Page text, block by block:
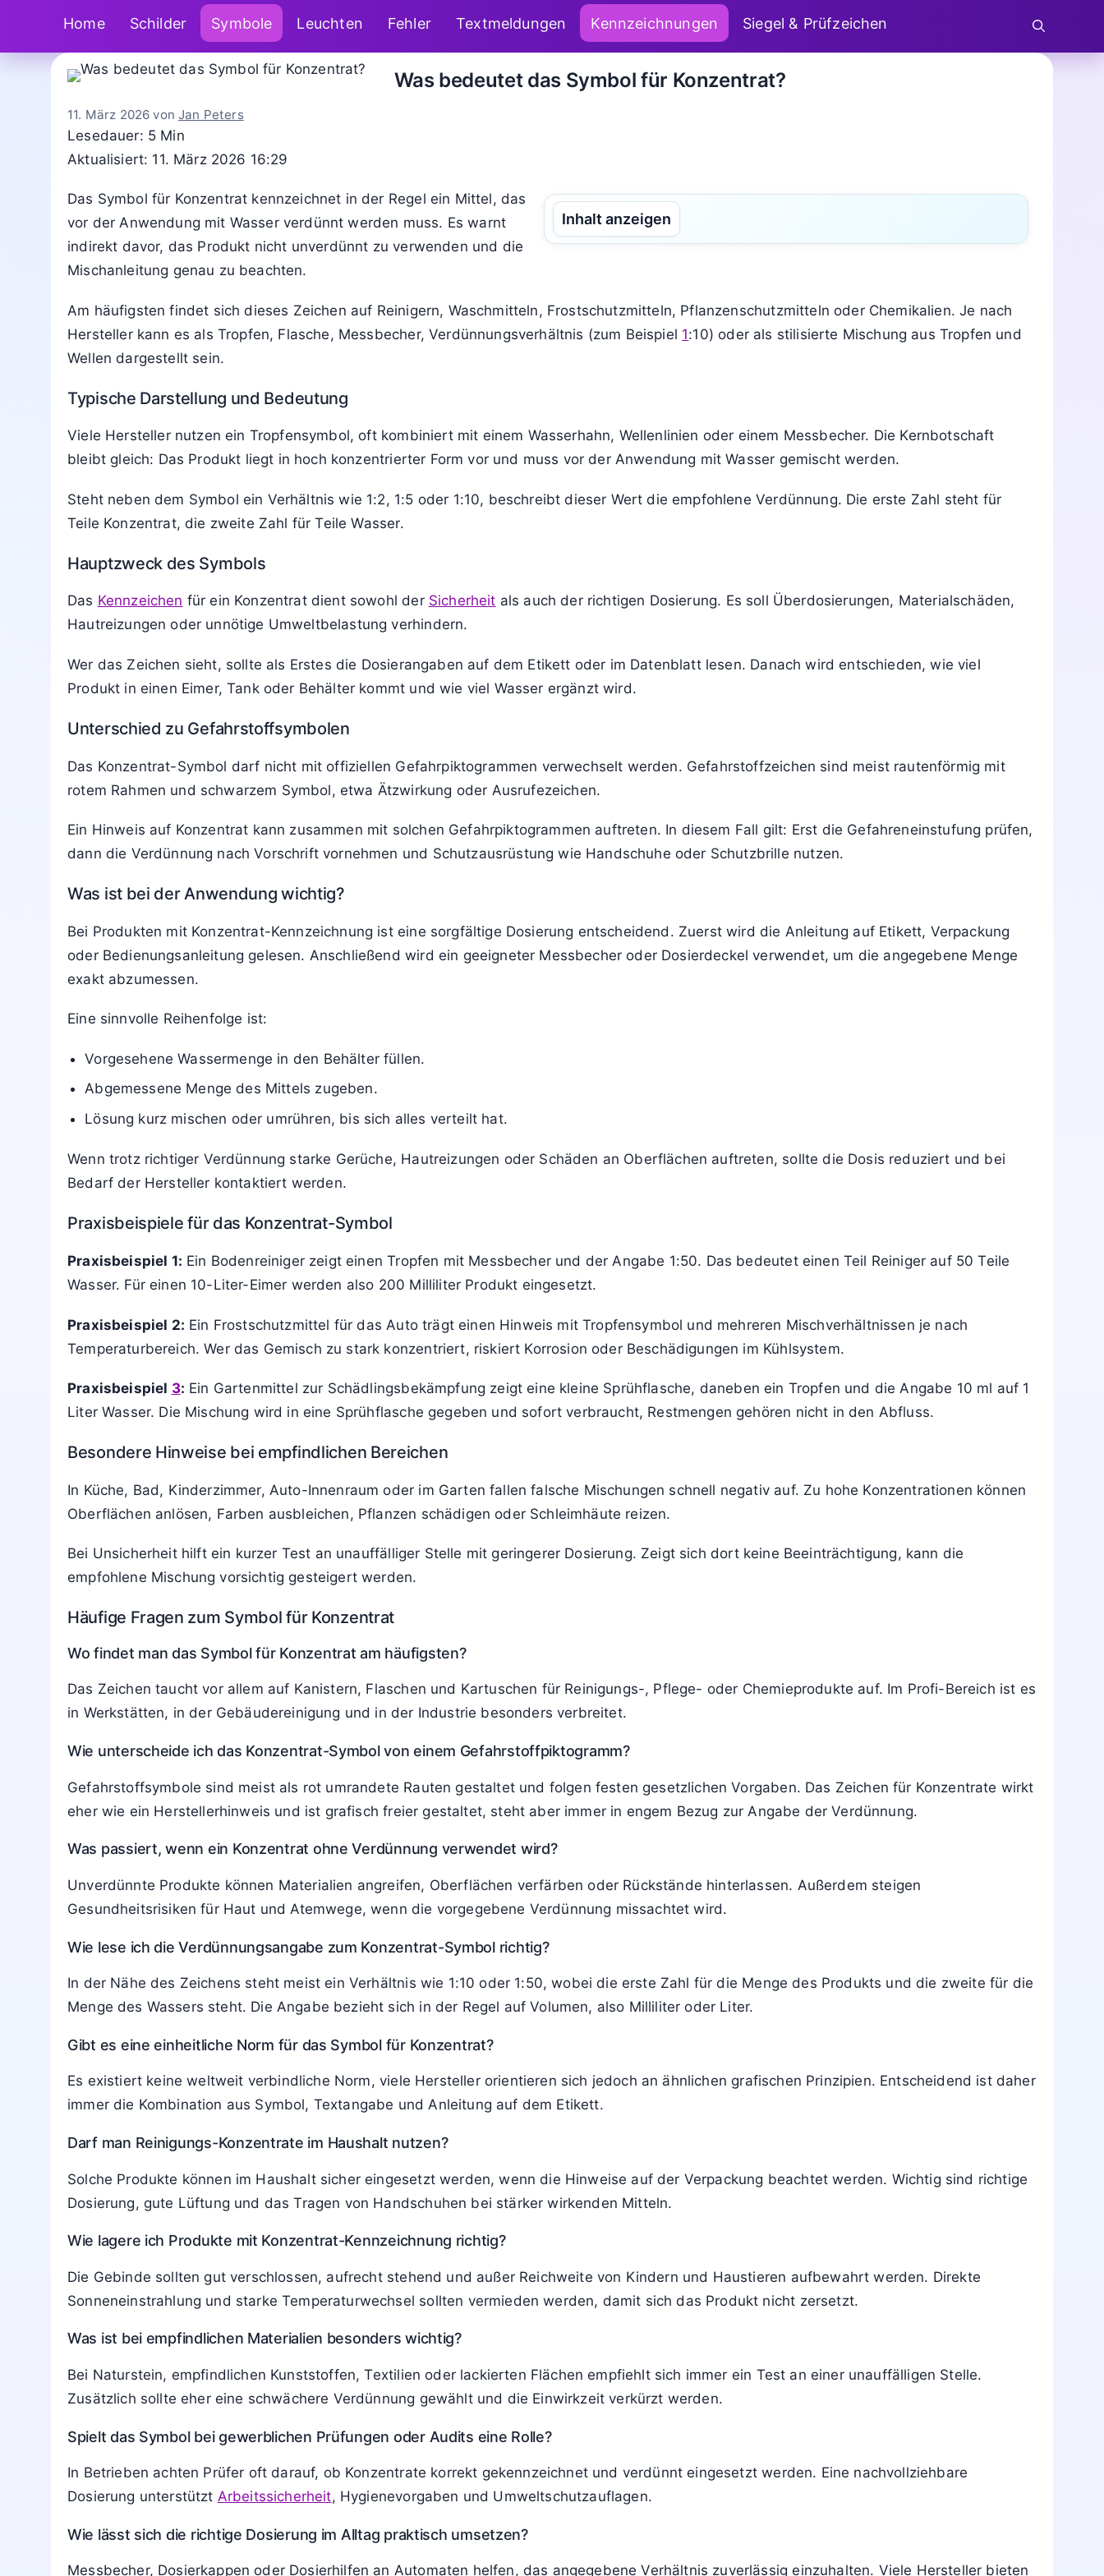
Home Schilder Symbole Leuchten Fehler Textmeldungen Kennzeichnungen Siegel & Prüfzeichen
Was bedeutet das Symbol für Konzentrat?
11. März 2026 vonJan Peters
Lesedauer: 5 Min
Aktualisiert: 11. März 2026 16:29
Inhalt anzeigen
Das Symbol für Konzentrat kennzeichnet in der Regel ein Mittel, das
vor der Anwendung mit Wasser verdünnt werden muss. Es warnt
indirekt davor, das Produkt nicht unverdünnt zu verwenden und die
Mischanleitung genau zu beachten.
Am häufigsten findet sich dieses Zeichen auf Reinigern, Waschmitteln, Frostschutzmitteln, Pflanzenschutzmitteln oder Chemikalien. Je nach
Hersteller kann es als Tropfen, Flasche, Messbecher, Verdünnungsverhältnis (zum Beispiel 1:10) oder als stilisierte Mischung aus Tropfen und
Wellen dargestellt sein.
Typische Darstellung und Bedeutung
Viele Hersteller nutzen ein Tropfensymbol, oft kombiniert mit einem Wasserhahn, Wellenlinien oder einem Messbecher. Die Kernbotschaft
bleibt gleich: Das Produkt liegt in hoch konzentrierter Form vor und muss vor der Anwendung mit Wasser gemischt werden.
Steht neben dem Symbol ein Verhältnis wie 1:2, 1:5 oder 1:10, beschreibt dieser Wert die empfohlene Verdünnung. Die erste Zahl steht für
Teile Konzentrat, die zweite Zahl für Teile Wasser.
Hauptzweck des Symbols
Das Kennzeichen für ein Konzentrat dient sowohl der Sicherheit als auch der richtigen Dosierung. Es soll Überdosierungen, Materialschäden,
Hautreizungen oder unnötige Umweltbelastung verhindern.
Wer das Zeichen sieht, sollte als Erstes die Dosierangaben auf dem Etikett oder im Datenblatt lesen. Danach wird entschieden, wie viel
Produkt in einen Eimer, Tank oder Behälter kommt und wie viel Wasser ergänzt wird.
Unterschied zu Gefahrstoffsymbolen
Das Konzentrat-Symbol darf nicht mit offiziellen Gefahrpiktogrammen verwechselt werden. Gefahrstoffzeichen sind meist rautenförmig mit
rotem Rahmen und schwarzem Symbol, etwa Ätzwirkung oder Ausrufezeichen.
Ein Hinweis auf Konzentrat kann zusammen mit solchen Gefahrpiktogrammen auftreten. In diesem Fall gilt: Erst die Gefahreneinstufung prüfen,
dann die Verdünnung nach Vorschrift vornehmen und Schutzausrüstung wie Handschuhe oder Schutzbrille nutzen.
Was ist bei der Anwendung wichtig?
Bei Produkten mit Konzentrat-Kennzeichnung ist eine sorgfältige Dosierung entscheidend. Zuerst wird die Anleitung auf Etikett, Verpackung
oder Bedienungsanleitung gelesen. Anschließend wird ein geeigneter Messbecher oder Dosierdeckel verwendet, um die angegebene Menge
exakt abzumessen.
Eine sinnvolle Reihenfolge ist:
Vorgesehene Wassermenge in den Behälter füllen.
Abgemessene Menge des Mittels zugeben.
Lösung kurz mischen oder umrühren, bis sich alles verteilt hat.
Wenn trotz richtiger Verdünnung starke Gerüche, Hautreizungen oder Schäden an Oberflächen auftreten, sollte die Dosis reduziert und bei
Bedarf der Hersteller kontaktiert werden.
Praxisbeispiele für das Konzentrat-Symbol
Praxisbeispiel 1: Ein Bodenreiniger zeigt einen Tropfen mit Messbecher und der Angabe 1:50. Das bedeutet einen Teil Reiniger auf 50 Teile
Wasser. Für einen 10-Liter-Eimer werden also 200 Milliliter Produkt eingesetzt.
Praxisbeispiel 2: Ein Frostschutzmittel für das Auto trägt einen Hinweis mit Tropfensymbol und mehreren Mischverhältnissen je nach
Temperaturbereich. Wer das Gemisch zu stark konzentriert, riskiert Korrosion oder Beschädigungen im Kühlsystem.
Praxisbeispiel 3: Ein Gartenmittel zur Schädlingsbekämpfung zeigt eine kleine Sprühflasche, daneben ein Tropfen und die Angabe 10 ml auf 1
Liter Wasser. Die Mischung wird in eine Sprühflasche gegeben und sofort verbraucht, Restmengen gehören nicht in den Abfluss.
Besondere Hinweise bei empfindlichen Bereichen
In Küche, Bad, Kinderzimmer, Auto-Innenraum oder im Garten fallen falsche Mischungen schnell negativ auf. Zu hohe Konzentrationen können
Oberflächen anlösen, Farben ausbleichen, Pflanzen schädigen oder Schleimhäute reizen.
Bei Unsicherheit hilft ein kurzer Test an unauffälliger Stelle mit geringerer Dosierung. Zeigt sich dort keine Beeinträchtigung, kann die
empfohlene Mischung vorsichtig gesteigert werden.
Häufige Fragen zum Symbol für Konzentrat
Wo findet man das Symbol für Konzentrat am häufigsten?
Das Zeichen taucht vor allem auf Kanistern, Flaschen und Kartuschen für Reinigungs-, Pflege- oder Chemieprodukte auf. Im Profi-Bereich ist es
in Werkstätten, in der Gebäudereinigung und in der Industrie besonders verbreitet.
Wie unterscheide ich das Konzentrat-Symbol von einem Gefahrstoffpiktogramm?
Gefahrstoffsymbole sind meist als rot umrandete Rauten gestaltet und folgen festen gesetzlichen Vorgaben. Das Zeichen für Konzentrate wirkt
eher wie ein Herstellerhinweis und ist grafisch freier gestaltet, steht aber immer in engem Bezug zur Angabe der Verdünnung.
Was passiert, wenn ein Konzentrat ohne Verdünnung verwendet wird?
Unverdünnte Produkte können Materialien angreifen, Oberflächen verfärben oder Rückstände hinterlassen. Außerdem steigen
Gesundheitsrisiken für Haut und Atemwege, wenn die vorgegebene Verdünnung missachtet wird.
Wie lese ich die Verdünnungsangabe zum Konzentrat-Symbol richtig?
In der Nähe des Zeichens steht meist ein Verhältnis wie 1:10 oder 1:50, wobei die erste Zahl für die Menge des Produkts und die zweite für die
Menge des Wassers steht. Die Angabe bezieht sich in der Regel auf Volumen, also Milliliter oder Liter.
Gibt es eine einheitliche Norm für das Symbol für Konzentrat?
Es existiert keine weltweit verbindliche Norm, viele Hersteller orientieren sich jedoch an ähnlichen grafischen Prinzipien. Entscheidend ist daher
immer die Kombination aus Symbol, Textangabe und Anleitung auf dem Etikett.
Darf man Reinigungs-Konzentrate im Haushalt nutzen?
Solche Produkte können im Haushalt sicher eingesetzt werden, wenn die Hinweise auf der Verpackung beachtet werden. Wichtig sind richtige
Dosierung, gute Lüftung und das Tragen von Handschuhen bei stärker wirkenden Mitteln.
Wie lagere ich Produkte mit Konzentrat-Kennzeichnung richtig?
Die Gebinde sollten gut verschlossen, aufrecht stehend und außer Reichweite von Kindern und Haustieren aufbewahrt werden. Direkte
Sonneneinstrahlung und starke Temperaturwechsel sollten vermieden werden, damit sich das Produkt nicht zersetzt.
Was ist bei empfindlichen Materialien besonders wichtig?
Bei Naturstein, empfindlichen Kunststoffen, Textilien oder lackierten Flächen empfiehlt sich immer ein Test an einer unauffälligen Stelle.
Zusätzlich sollte eher eine schwächere Verdünnung gewählt und die Einwirkzeit verkürzt werden.
Spielt das Symbol bei gewerblichen Prüfungen oder Audits eine Rolle?
In Betrieben achten Prüfer oft darauf, ob Konzentrate korrekt gekennzeichnet und verdünnt eingesetzt werden. Eine nachvollziehbare
Dosierung unterstützt Arbeitssicherheit, Hygienevorgaben und Umweltschutzauflagen.
Wie lässt sich die richtige Dosierung im Alltag praktisch umsetzen?
Messbecher, Dosierkappen oder Dosierhilfen an Automaten helfen, das angegebene Verhältnis zuverlässig einzuhalten. Viele Hersteller bieten